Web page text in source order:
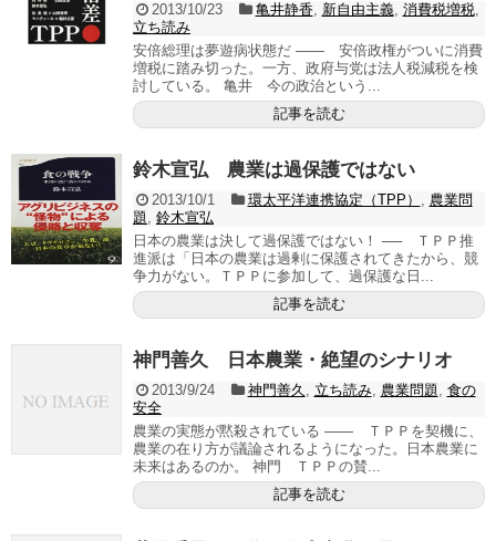
2013/10/23 亀井静香, 新自由主義, 消費税増税,
立ち読み
安倍総理は夢遊病状態だ ―― 安倍政権がついに消費
増税に踏み切った。一方、政府与党は法人税減税を検
討している。 亀井 今の政治という...
記事を読む
鈴木宣弘 農業は過保護ではない
2013/10/1 環太平洋連携協定（TPP） , 農業問
題, 鈴木宣弘
日本の農業は決して過保護ではない！ ── ＴＰＰ推
進派は「日本の農業は過剰に保護されてきたから、競
争力がない。ＴＰＰに参加して、過保護な日...
記事を読む
神門善久 日本農業・絶望のシナリオ
2013/9/24 神門善久 , 立ち読み, 農業問題, 食の
安全
農業の実態が黙殺されている ―― ＴＰＰを契機に、
農業の在り方が議論されるようになった。日本農業に
未来はあるのか。 神門 ＴＰＰの賛...
記事を読む